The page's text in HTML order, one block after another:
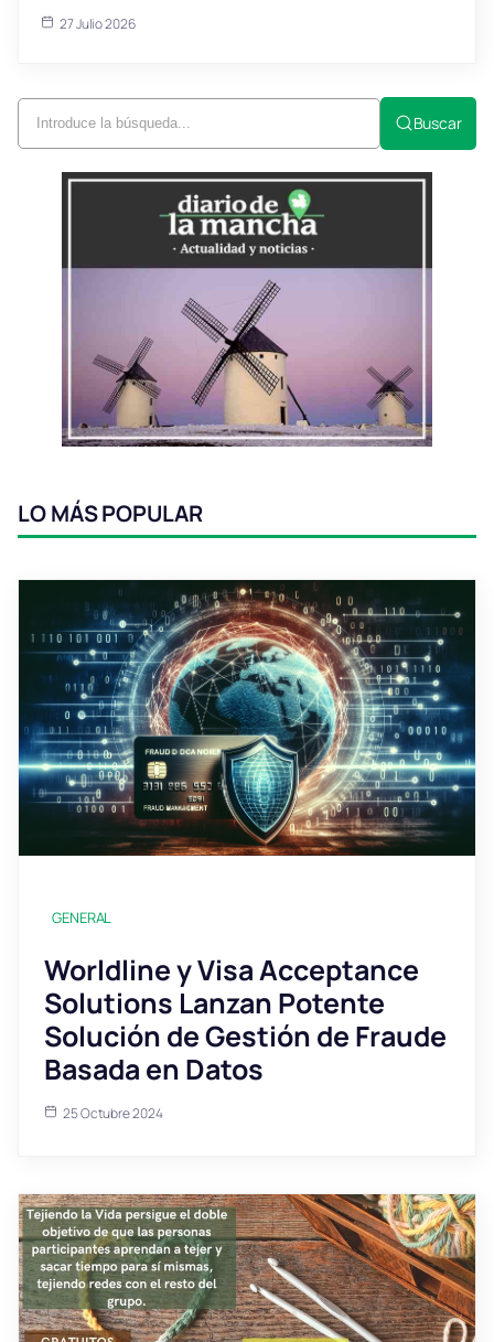
27 Julio 2026
Buscar
LO MÁS POPULAR
GENERAL
Worldline y Visa Acceptance
Solutions Lanzan Potente
Solución de Gestión de Fraude
Basada en Datos
25 Octubre 2024